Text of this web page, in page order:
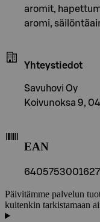
aromit,
aromi,
Yhteystiedot
Savuhovi Oy
Koivunoksa 9,
EAN
6405753001627
Päivitämme palvelun
kuitenkin tarkistamaan